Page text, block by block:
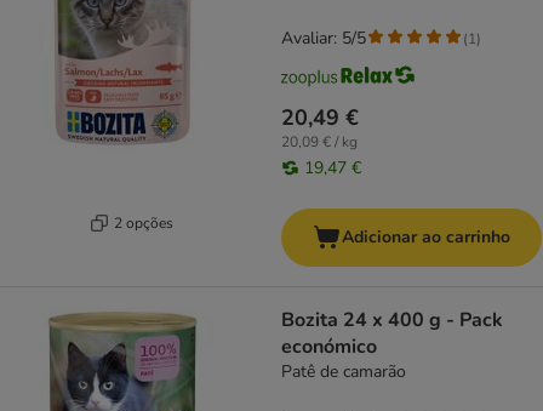
2 opções
20,49 €
20,09 € / kg
19,47 €
Avaliar: 5/5 (1)
Adicionar ao carrinho
Bozita 24 x 400 g - Pack
económico
Patê de camarão